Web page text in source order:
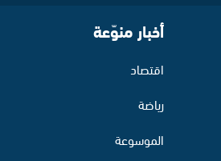
أخبار منوّعة
اقتصاد
رياضة
الموسوعة